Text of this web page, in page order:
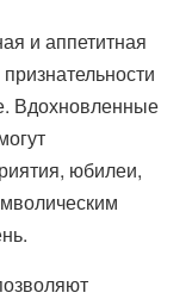
и аппетитная
Вдохновленные
юбилеи,